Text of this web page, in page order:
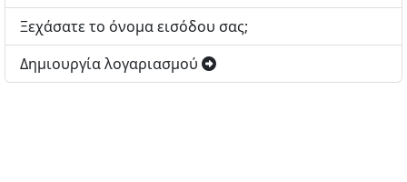
Ξεχάσατε το όνομα εισόδου σας;
Δημιουργία λογαριασμού